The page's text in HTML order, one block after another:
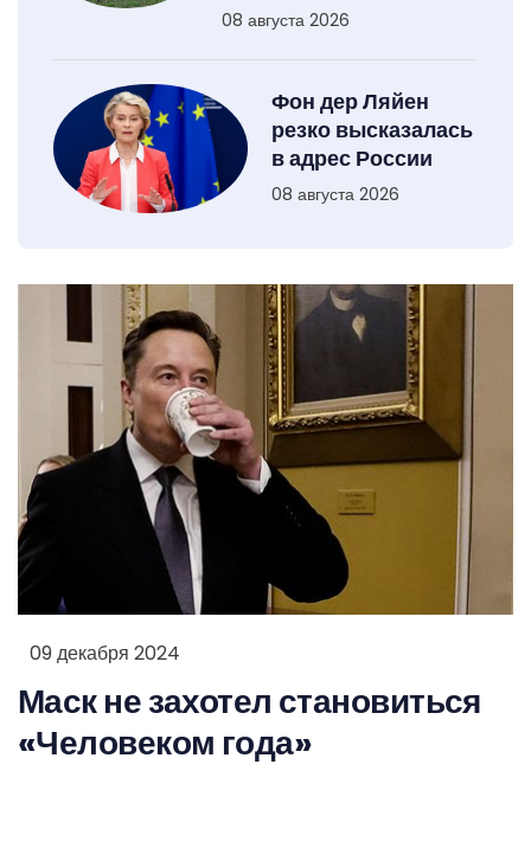
08 августа 2026
Фон дер Ляйен
резко высказалась
в адрес России
08 августа 2026
09 декабря 2024
Маск не захотел становиться
«Человеком года»